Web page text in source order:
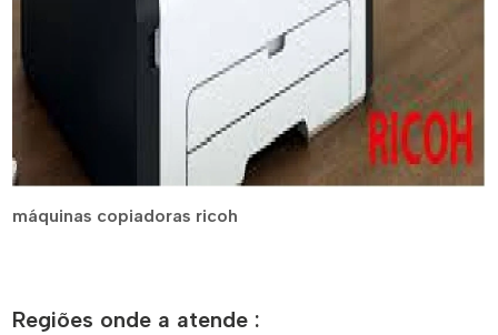
máquinas copiadoras ricoh
Regiões onde a atende :